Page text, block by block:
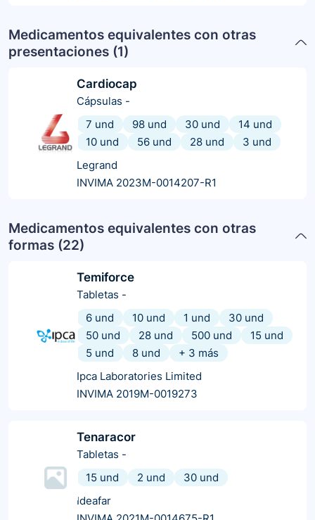
Medicamentos equivalentes con otras
presentaciones (1)
Cardiocap
Cápsulas -
7 und
98 und 30 und
14 und
10 und
56 und 28 und
3 und
Legrand
INVIMA 2023M-0014207-R1
Medicamentos equivalentes con otras
formas (22)
Temiforce
Tabletas -
6 und
10 und 1 und
30 und
50 und
28 und 500 und
15 und
5 und
8 und + 3 más
Ipca Laboratories Limited
INVIMA 2019M-0019273
Tenaracor
Tabletas -
15 und
2 und
30 und
Ideafar